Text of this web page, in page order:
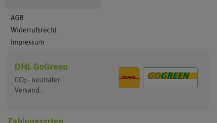
AGB
Widerrufsrecht
Impressum
DHL GoGreen
CO2 - neutraler
Versand...